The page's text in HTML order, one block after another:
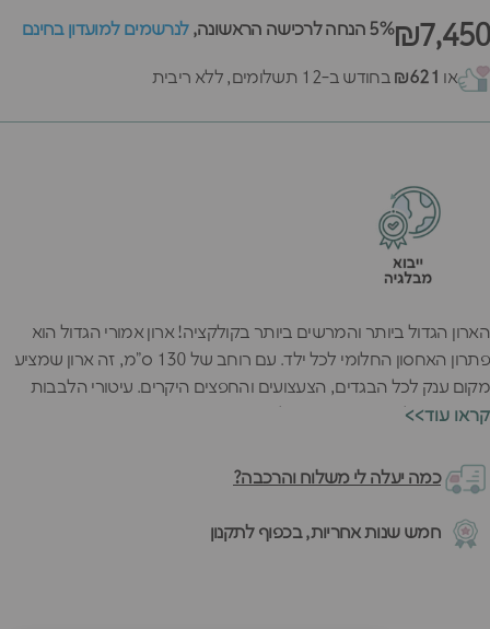
₪7,4505% הנחה לרכישה הראשונה, לנרשמים למועדון בחינם
או ₪621 בחודש ב-12 תשלומים, ללא ריבית
הארון הגדול ביותר והמרשים ביותר בקולקציה! ארון אמורי הגדול הוא
פתרון האחסון החלומי לכל ילד. עם רוחב של 130 ס"מ, זה ארון שמציע
מקום ענק לכל הבגדים, הצעצועים והחפצים היקרים. עיטורי הלבבות
והעיצוב הקלאסי הופכים אותו למרכז מרשים בחדר.
נותנים גמישות מקסימלית. זה הארון שיגדל עם הילד וישמור על היופי
והפונקציונליות שלו לאורך שנים רבות.
<<קראו עוד
כמה יעלה לי משלוח והרכבה?
חמש שנות אחריות, בכפוף לתקנון